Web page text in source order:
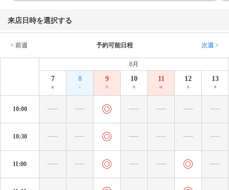
来店日時を選択する
< 前週 予約可能日程 次週 >
8月
7
金
8
土
9
日
10
月
11
祝
12
水
13
木
10:00
10:30
11:00